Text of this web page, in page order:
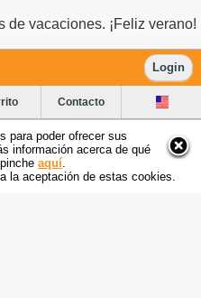
de vacaciones. ¡Feliz verano!
Login
Contacto
para poder ofrecer sus
información acerca de qué
aquí
la aceptación de estas cookies.